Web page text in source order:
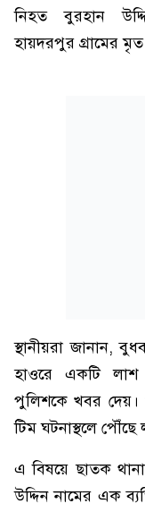
নিহত বুরহান
হায়দরপুর গ্রামের
স্থানীয়রা জানান,
হাওরে একটি
পুলিশকে খবর দেয়।
টিম ঘটনাস্থলে পৌঁছে
এ বিষয়ে ছাতক
উদ্দিন নামের এক